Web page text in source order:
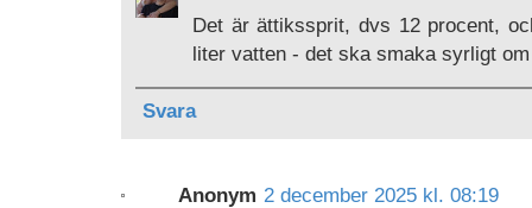
Det är ättikssprit, dvs 12 procent,
liter vatten - det ska smaka syrligt
Svara
Anonym 2 december 2025 kl. 08:19